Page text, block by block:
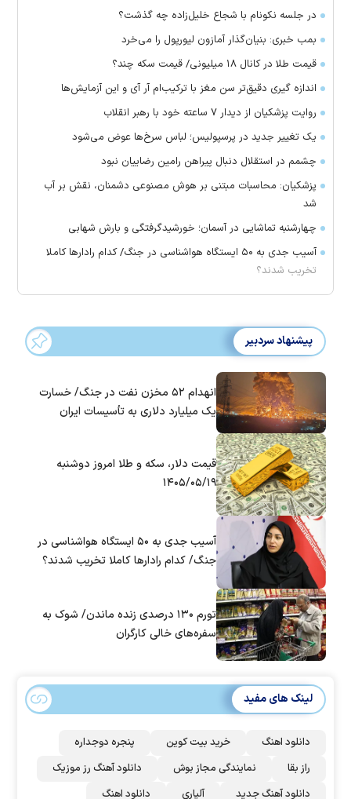
در جلسه نکونام با شجاع خلیل‌زاده چه گذشت؟
بمب خبری: بنیان‌گذار آمازون لیورپول را می‌خرد
قیمت طلا در کانال ۱۸ میلیونی/ قیمت سکه چند؟
اندازه گیری دقیق‌تر سن مغز با ترکیب‌ام آر آی و این آزمایش‌ها
روایت پزشکیان از دیدار ۷ ساعته خود با رهبر انقلاب
یک تغییر جدید در پرسپولیس؛ لباس سرخ‌ها عوض می‌شود
چشمم در استقلال دنبال پیراهن رامین رضاییان نبود
پزشکیان: محاسبات مبتنی بر هوش مصنوعی دشمنان، نقش بر آب
شد
چهارشنبه تماشایی در آسمان؛ خورشیدگرفتگی و بارش شهابی
آسیب جدی به ۵۰ ایستگاه هواشناسی در جنگ/ کدام رادار‌ها کاملا
تخریب شدند؟
پیشنهاد سردبیر
انهدام ۵۲ مخزن نفت در جنگ/ خسارت
یک میلیارد دلاری به تأسیسات ایران
قیمت دلار، سکه و طلا امروز دوشنبه
۱۴۰۵/۰۵/۱۹
آسیب جدی به ۵۰ ایستگاه هواشناسی در
جنگ/ کدام رادار‌ها کاملا تخریب شدند؟
تورم ۱۳۰ درصدی زنده ماندن/ شوک به
سفره‌های خالی کارگران
لینک های مفید
دانلود اهنگ خرید بیت کوین
پنجره دوجداره
راز بقا
نمایندگی مجاز بوش
دانلود آهنگ رز‌ موزیک
دانلود آهنگ جدید
آلپاری دانلود اهنگ